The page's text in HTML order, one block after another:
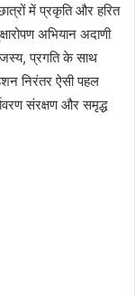
में प्रकृति और हरित
अभियान अदाणी
प्रगति के साथ
निरंतर ऐसी पहल
संरक्षण और समृद्ध